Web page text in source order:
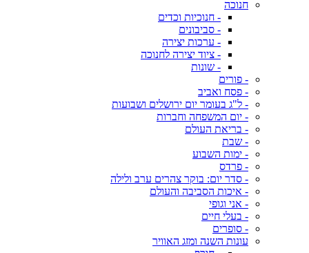
חנוכה
- חנוכיות וכדים
- סביבונים
- ערכות יצירה
- ציוד יצירה לחנוכה
- שונות
- פורים
- פסח ואביב
- ל"ג בעומר יום ירושלים ושבועות
- יום המשפחה וחברות
- בריאת העולם
- שבת
- ימות השבוע
- פרדס
- סדר יום: בוקר צהרים ערב ולילה
- איכות הסביבה והעולם
- אני וגופי
- בעלי חיים
- סופרים
עונות השנה ומזג האוויר